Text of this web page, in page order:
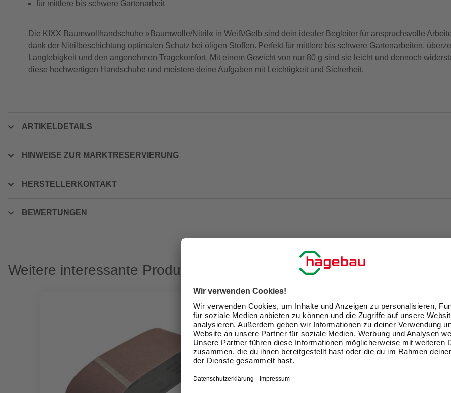
für mittlere bis schwere Gartenarbeit
Die KIXX Baumwollhandschuhe »Baumwolle/Nitril« in Weiß/Gelb sind dein idealer Begleiter für anspruchsvolle
dank der Nitrilbeschichtung optimalen Schutz bei öligen Stoffen. Perfekt für mittlere bis schwere Gartenarbeiten,
Langlebigkeit und den angenehmen Tragekomfort. Mit einem Gewicht von nur 80 g sind sie leicht und dennoch
diese hochwertigen Handschuhe und meistere deine Aufgaben mit Leichtigkeit und Sicherheit.
ARTIKELDETAILS
HINWEISE ZUR MARKTRESERVIERUNG
HERSTELLERKONTAKT
BEWERTUNGEN
Weitere interessante Produkte